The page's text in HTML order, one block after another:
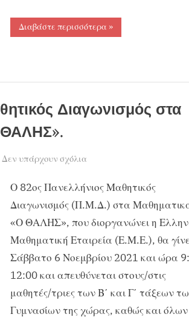
Διαβάστε περισσότερα“Διοργάνωση
Διαγωνισμού
»
Διαγωνισμός στα
Δεν υπάρχουν σχόλια
Μαθητικός
Διαγωνισμός
στα
Μαθηματικά
Ο
ΘΑΛΗΣ».
Ο 82ος Πανελλήνιος Μαθητικός
Διαγωνισμός (Π.Μ.Δ.) στα
«Ο ΘΑΛΗΣ», που διοργανώνει η
Μαθηματική Εταιρεία (Ε.Μ.Ε.), θα
Σάββατο 6 Νοεμβρίου 2021 και ώρα
12:00 και απευθύνεται στους/στις
μαθητές/τριες των Β΄ και Γ΄ τάξεων
Γυμνασίων της χώρας, καθώς και